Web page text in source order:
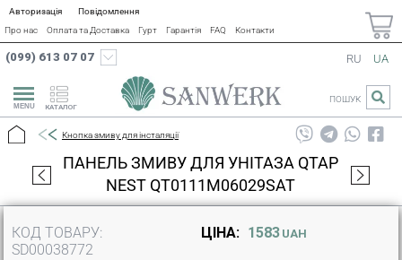
Авторизація
Повідомлення
Про нас
Оплата та Доставка Гурт Гарантія FAQ Контакти
(099) 613 07 07
КАТАЛОГ
RU UA
ПОШУК
Кнопка змиву для інсталяції
ПАНЕЛЬ ЗМИВУ ДЛЯ УНІТАЗА QTAP
NEST QT0111M06029SAT
КОД ТОВАРУ:
SD00038772
ЦІНА: 1583 UAH